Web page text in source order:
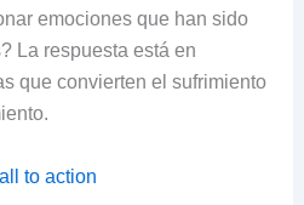
emociones que han sido
La respuesta está en
que convierten el sufrimiento